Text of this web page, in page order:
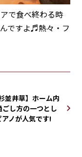
で食べ終わる時
ですよ♬熱々・フ
並井草】ホーム内
ごし方の一つとし
アノが人気です!